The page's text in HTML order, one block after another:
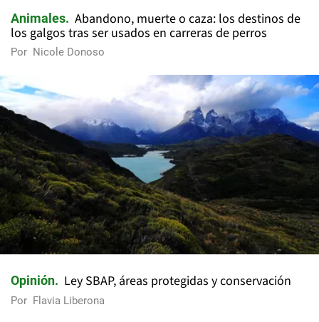
Animales
Abandono, muerte o caza: los destinos de
los galgos tras ser usados en carreras de perros
Por Nicole Donoso
Opinión Ley SBAP, áreas protegidas y conservación
Por Flavia Liberona